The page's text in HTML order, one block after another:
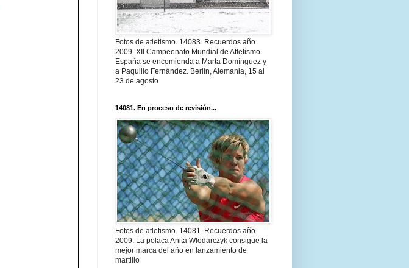
Fotos de atletismo. 14083. Recuerdos año
2009. XII Campeonato Mundial de Atletismo.
España se encomienda a Marta Domínguez y
a Paquillo Fernández. Berlín, Alemania, 15 al
23 de agosto
14081. En proceso de revisión...
Fotos de atletismo. 14081. Recuerdos año
2009. La polaca Anita Wlodarczyk consigue la
mejor marca del año en lanzamiento de
martillo